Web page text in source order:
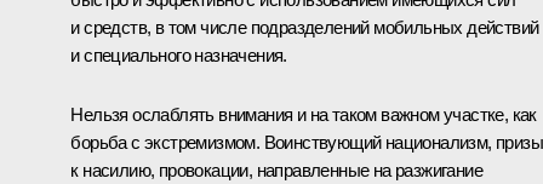
и средств, в том числе подразделений мобильных действий
и специального назначения.
Нельзя ослаблять внимания и на таком важном участке, как
борьба с экстремизмом. Воинствующий национализм,
к насилию, провокации, направленные на разжигание